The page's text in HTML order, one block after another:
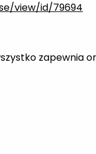
view/id/79694
zapewnia